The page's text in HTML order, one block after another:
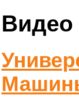
Видео